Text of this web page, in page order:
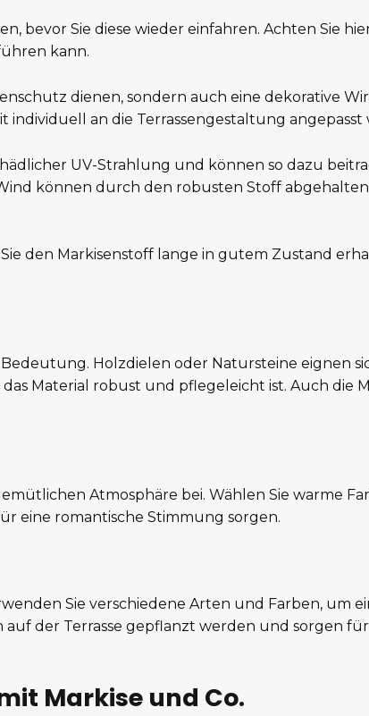
bevor Sie diese wieder einfahren. Achten Sie
kann.
dienen, sondern auch eine dekorative
an die Terrassengestaltung angepasst
UV-Strahlung und können so dazu
können durch den robusten Stoff abgehalten
den Markisenstoff lange in gutem Zustand
Holzdielen oder Natursteine eignen
Material robust und pflegeleicht ist. Auch die
Atmosphäre bei. Wählen Sie warme
eine romantische Stimmung sorgen.
Sie verschiedene Arten und Farben, um
der Terrasse gepflanzt werden und sorgen
Markise und Co.